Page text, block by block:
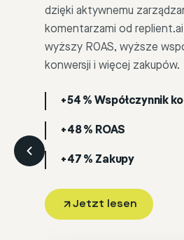
dzięki aktywnemu
komentarzami od
wyższy ROAS, wyższe
konwersji i więcej zakupów.
+54 % Współczynnik
+48 % ROAS
+47 % Zakupy
Jetzt lesen